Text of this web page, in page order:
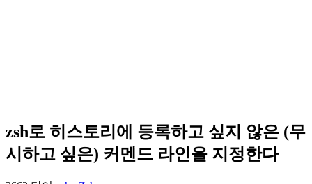
zsh로 히스토리에 등록하고 싶지 않은 (무
시하고 싶은) 커멘드 라인을 지정한다